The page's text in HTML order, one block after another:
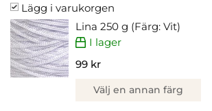
Lägg i varukorgen
Lina 250 g (Färg: Vit)
I lager
99 kr
Välj en annan färg